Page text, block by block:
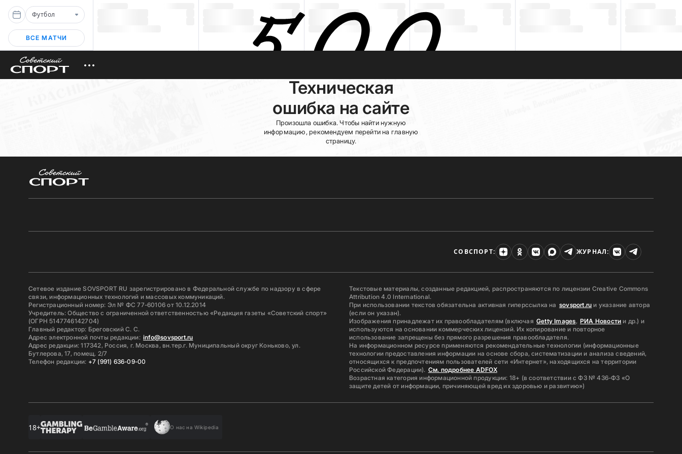
Футбол
ВСЕ МАТЧИ
Техническая
ошибка на сайте
Произошла ошибка. Чтобы найти нужную
информацию, рекомендуем перейти на главную
страницу.
СОВСПОРТ: ЖУРНАЛ:
Сетевое издание SOVSPORT RU зарегистрировано в Федеральной службе по надзору в сфере
связи, информационных технологий и массовых коммуникаций.
Регистрационный номер: Эл № ФС 77-60106 от 10.12.2014
Учредитель: Общество с ограниченной ответственностью «Редакция газеты «Советский спорт»
(ОГРН 5147746142704)
Главный редактор: Бреговский С. С.
Адрес электронной почты редакции: info@sovsport.ru
Адрес редакции: 117342, Россия, г. Москва, вн.тер.г. Муниципальный округ Коньково, ул.
Бутлерова, 17, помещ. 2/7
Телефон редакции: +7 (991) 636-09-00
Текстовые материалы, созданные редакцией, распространяются по лицензии Creative Commons
Attribution 4.0 International.
При использовании текстов обязательна активная гиперссылка на sovsport.ru и указание автора
(если он указан).
Изображения принадлежат их правообладателям (включая Getty Images, РИА Новости и др.) и
используются на основании коммерческих лицензий. Их копирование и повторное
использование запрещены без прямого разрешения правообладателя.
На информационном ресурсе применяются рекомендательные технологии (информационные
технологии предоставления информации на основе сбора, систематизации и анализа сведений,
относящихся к предпочтениям пользователей сети «Интернет», находящихся на территории
Российской Федерации). См. подробнее ADFOX
Возрастная категория информационной продукции: 18+ (в соответствии с ФЗ № 436-ФЗ «О
защите детей от информации, причиняющей вред их здоровью и развитию»)
18+ О нас на Wikipedia